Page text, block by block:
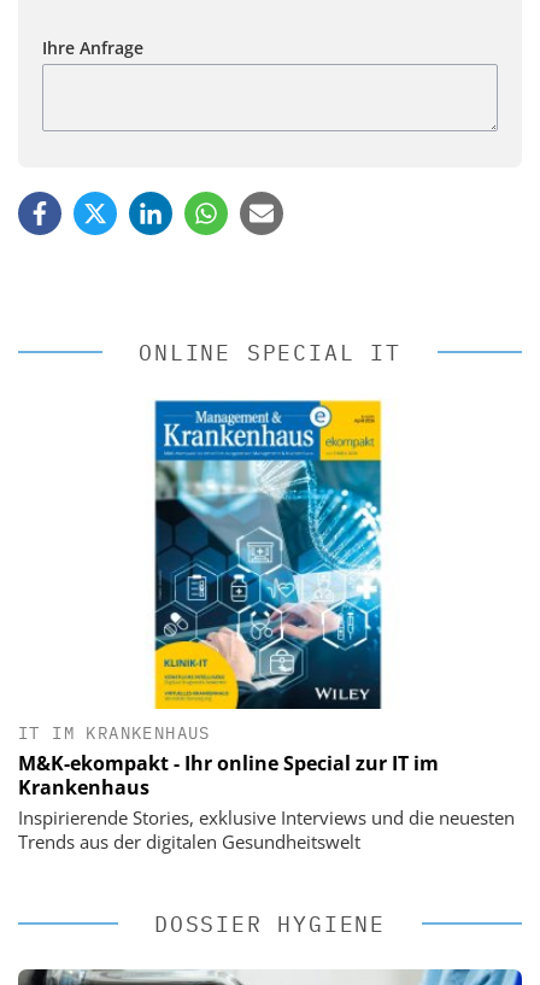
Ihre Anfrage
ONLINE SPECIAL IT
IT IM KRANKENHAUS
M&K-ekompakt - Ihr online Special zur IT im
Krankenhaus
Inspirierende Stories, exklusive Interviews und die neuesten
Trends aus der digitalen Gesundheitswelt
DOSSIER HYGIENE